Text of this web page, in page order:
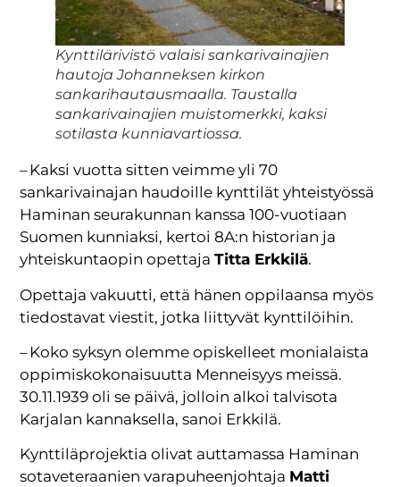
Kynttilärivistö valaisi sankarivainajien
hautoja Johanneksen kirkon
sankarihautausmaalla. Taustalla
sankarivainajien muistomerkki, kaksi
sotilasta kunniavartiossa.
– Kaksi vuotta sitten veimme yli 70
sankarivainajan haudoille kynttilät yhteistyössä
Haminan seurakunnan kanssa 100-vuotiaan
Suomen kunniaksi, kertoi 8A:n historian ja
yhteiskuntaopin opettajaTitta Erkkilä.
Opettaja vakuutti, että hänen oppilaansa myös
tiedostavat viestit, jotka liittyvät kynttilöihin.
– Koko syksyn olemme opiskelleet monialaista
oppimiskokonaisuutta Menneisyys meissä.
30.11.1939 oli se päivä, jolloin alkoi talvisota
Karjalan kannaksella, sanoi Erkkilä.
Kynttiläprojektia olivat auttamassa Haminan
sotaveteraanien varapuheenjohtaja Matti